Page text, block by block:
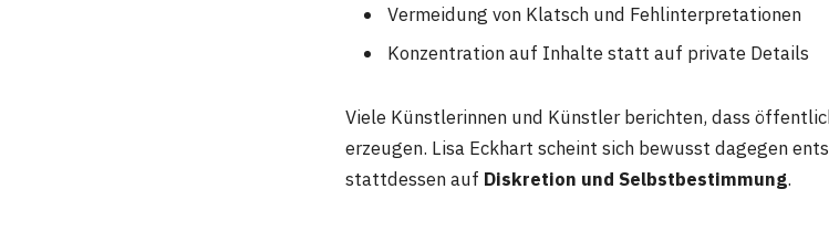
Vermeidung von Klatsch und Fehlinterpretationen
Konzentration auf Inhalte statt auf private Details
Viele Künstlerinnen und Künstler berichten, dass
erzeugen. Lisa Eckhart scheint sich bewusst dagegen
stattdessen auf Diskretion und Selbstbestimmung.